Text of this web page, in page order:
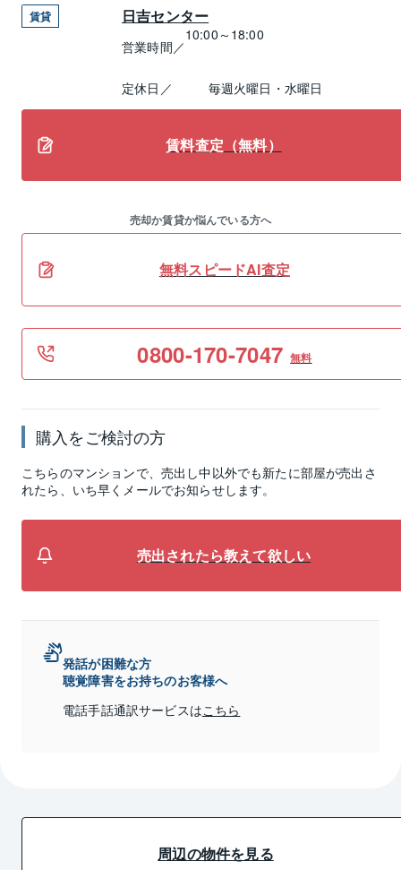
賃貸 日吉センター
営業時間／
10:00～18:00
定休日／ 毎週火曜日・水曜日
賃料査定（無料）
売却か賃貸か悩んでいる方へ
無料スピードAI査定
0800-170-7047 無料
購入をご検討の方
こちらのマンションで、売出し中以外でも新たに部屋が売出さ
れたら、いち早くメールでお知らせします。
売出されたら教えて欲しい
発話が困難な方
聴覚障害をお持ちのお客様へ
電話手話通訳サービスはこちら
周辺の物件を見る